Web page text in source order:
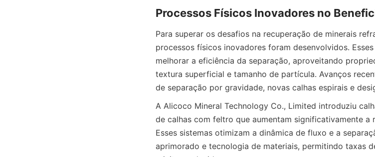
Para superar os desafios na recuperação de minerais
processos físicos inovadores foram desenvolvidos.
melhorar a eficiência da separação, aproveitando
textura superficial e tamanho de partícula. Avanços
A Alicoco Mineral Technology Co., Limited introduziu
de calhas com feltro que aumentam significativamente a
Esses sistemas otimizam a dinâmica de fluxo e a
aprimorado e tecnologia de materiais, permitindo taxas